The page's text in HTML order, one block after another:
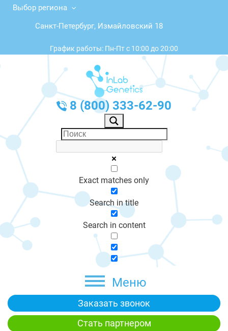
Выбор региона
Санкт-Петербург, Измайловский 18
График работы: Пн-Пт с 10:00 до 20:00
8 (800) 333-62-90
Exact matches only
Search in title
Search in content
Меню
Заказать звонок
Стать партнером